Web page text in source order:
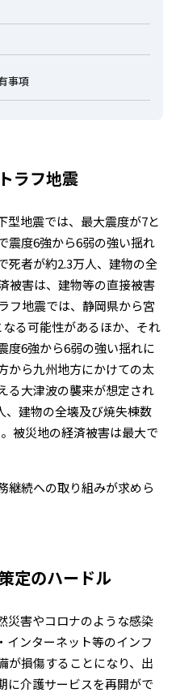
事項
ラフ地震
型地震では、最大震度が7と
震度6強から6弱の強い揺れ
死者が約2.3万人、建物の全
被害は、建物等の直接被害
フ地震では、静岡県から宮
る可能性があるほか、それ
度6強から6弱の強い揺れに
から九州地方にかけての太
る大津波の襲来が想定され
、建物の全壊及び焼失棟数
被災地の経済被害は最大で
継続への取り組みが求めら
定のハードル
災害やコロナのような感染
インターネット等のインフ
が損傷することになり、出
に介護サービスを再開がで